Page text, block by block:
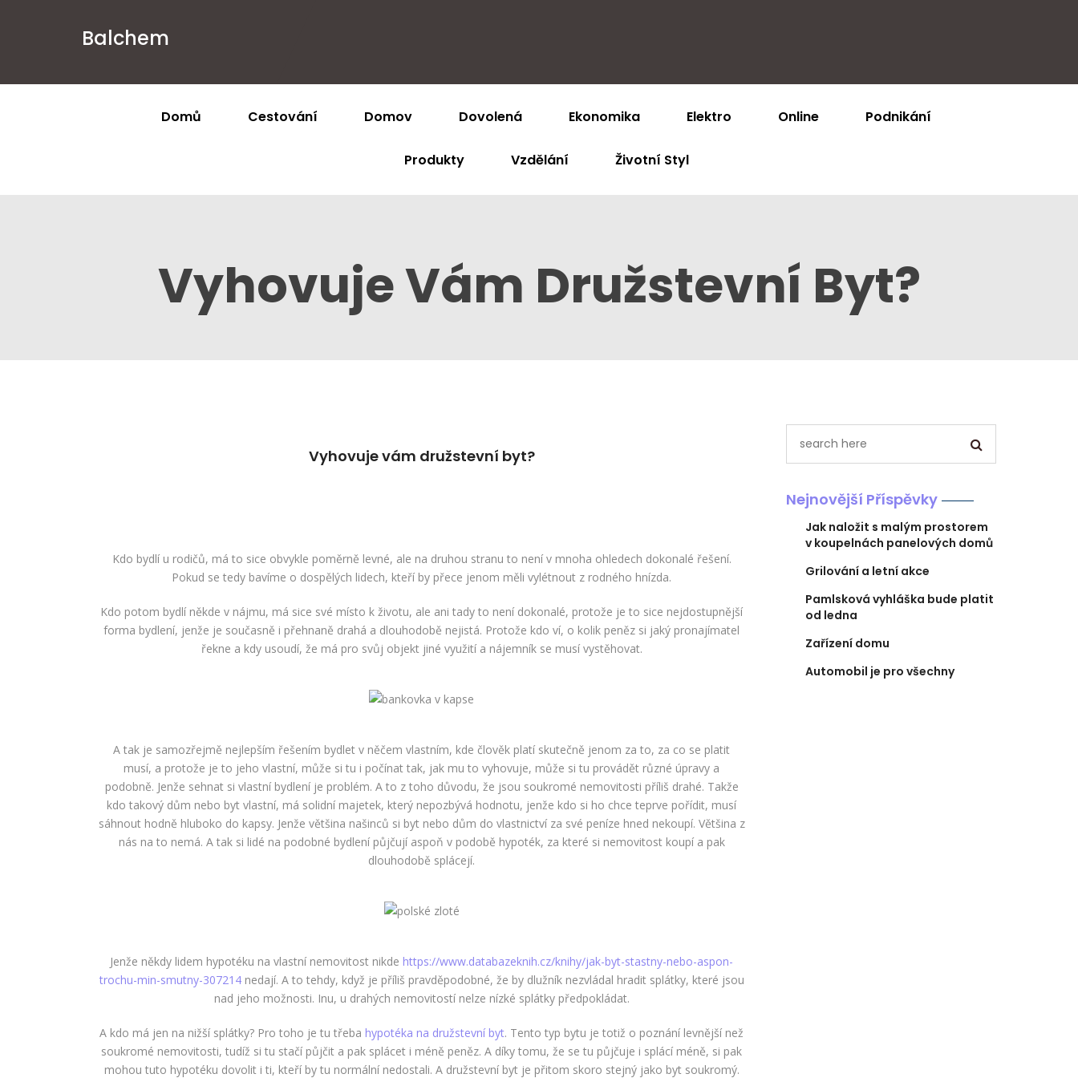
Balchem
Domů Cestování Domov Dovolená Ekonomika Elektro Online Podnikání
Produkty Vzdělání Životní Styl
Vyhovuje Vám Družstevní Byt?
Vyhovuje vám družstevní byt?
Kdo bydlí u rodičů, má to sice obvykle poměrně levné, ale na druhou stranu to není v mnoha ohledech dokonalé řešení.
Pokud se tedy bavíme o dospělých lidech, kteří by přece jenom měli vylétnout z rodného hnízda.
Kdo potom bydlí někde v nájmu, má sice své místo k životu, ale ani tady to není dokonalé, protože je to sice nejdostupnější
forma bydlení, jenže je současně i přehnaně drahá a dlouhodobě nejistá. Protože kdo ví, o kolik peněz si jaký pronajímatel
řekne a kdy usoudí, že má pro svůj objekt jiné využití a nájemník se musí vystěhovat.
A tak je samozřejmě nejlepším řešením bydlet v něčem vlastním, kde člověk platí skutečně jenom za to, za co se platit
musí, a protože je to jeho vlastní, může si tu i počínat tak, jak mu to vyhovuje, může si tu provádět různé úpravy a
podobně. Jenže sehnat si vlastní bydlení je problém. A to z toho důvodu, že jsou soukromé nemovitosti příliš drahé. Takže
kdo takový dům nebo byt vlastní, má solidní majetek, který nepozbývá hodnotu, jenže kdo si ho chce teprve pořídit, musí
sáhnout hodně hluboko do kapsy. Jenže většina našinců si byt nebo dům do vlastnictví za své peníze hned nekoupí. Většina z
nás na to nemá. A tak si lidé na podobné bydlení půjčují aspoň v podobě hypoték, za které si nemovitost koupí a pak
dlouhodobě splácejí.
Jenže někdy lidem hypotéku na vlastní nemovitost nikde https://www.databazeknih.cz/knihy/jak-byt-stastny-nebo-aspon-
trochu-min-smutny-307214nedají. A to tehdy, když je příliš pravděpodobné, že by dlužník nezvládal hradit splátky, které jsou
nad jeho možnosti. Inu, u drahých nemovitostí nelze nízké splátky předpokládat.
A kdo má jen na nižší splátky? Pro toho je tu třeba hypotéka na družstevní byt. Tento typ bytu je totiž o poznání levnější než
soukromé nemovitosti, tudíž si tu stačí půjčit a pak splácet i méně peněz. A díky tomu, že se tu půjčuje i splácí méně, si pak
mohou tuto hypotéku dovolit i ti, kteří by tu normální nedostali. A družstevní byt je přitom skoro stejný jako byt soukromý.
Nejnovější Příspěvky
Jak naložit s malým prostorem
v koupelnách panelových domů
Grilování a letní akce
Pamlsková vyhláška bude platit
od ledna
Zařízení domu
Automobil je pro všechny